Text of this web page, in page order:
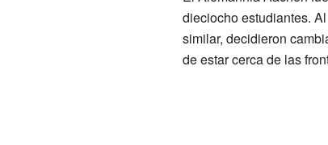
dieciocho estudiantes.
similar, decidieron
de estar cerca de las